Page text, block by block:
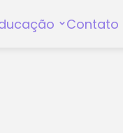
Contato